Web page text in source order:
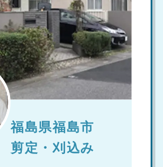
福島県福島市
剪定・刈込み